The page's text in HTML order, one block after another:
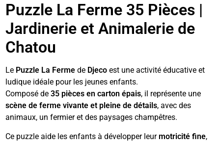
Puzzle La Ferme 35 Pièces |
Jardinerie et Animalerie de
Chatou
Le Puzzle La Ferme de Djeco est une activité éducative et
ludique idéale pour les jeunes enfants.
Composé de35 pièces en carton épais, il représente une
scène de ferme vivante et pleine de détails, avec des
animaux, un fermier et des paysages champêtres.
Ce puzzle aide les enfants à développer leur motricité fine,